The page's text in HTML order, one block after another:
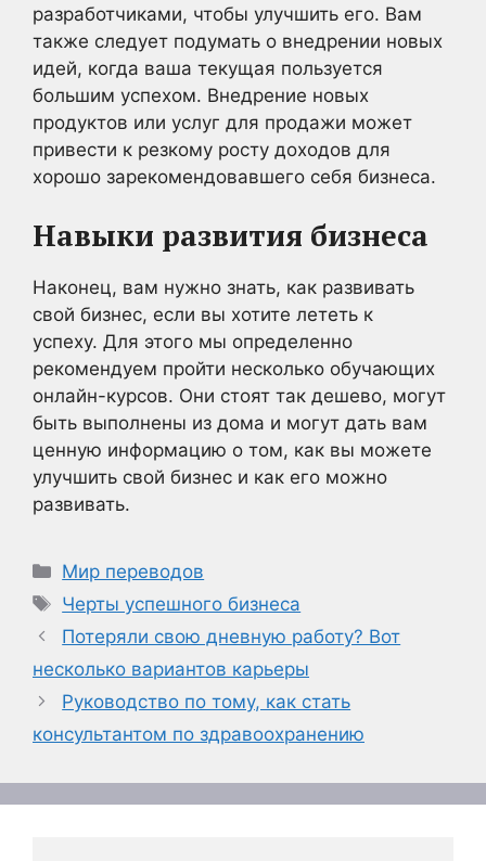
разработчиками, чтобы улучшить его. Вам
также следует подумать о внедрении новых
идей, когда ваша текущая пользуется
большим успехом. Внедрение новых
продуктов или услуг для продажи может
привести к резкому росту доходов для
хорошо зарекомендовавшего себя бизнеса.
Навыки развития бизнеса
Наконец, вам нужно знать, как развивать
свой бизнес, если вы хотите лететь к
успеху. Для этого мы определенно
рекомендуем пройти несколько обучающих
онлайн-курсов. Они стоят так дешево, могут
быть выполнены из дома и могут дать вам
ценную информацию о том, как вы можете
улучшить свой бизнес и как его можно
развивать.
Рубрики
Мир переводов
Метки
Черты успешного бизнеса
Потеряли свою дневную работу? Вот
несколько вариантов карьеры
Руководство по тому, как стать
консультантом по здравоохранению